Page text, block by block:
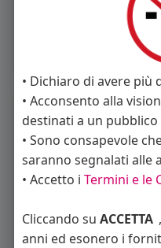
La gente si consiglia di
• Dichiaro di avere più
• Acconsento alla
destinati a un
• Sono consapevole
saranno segnalati alle
• Accetto i Termini e le
Cliccando su ACCETTA
anni ed esonero i